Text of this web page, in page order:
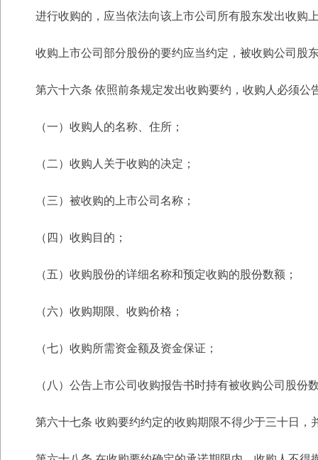
进行收购的，应当依法向该上市公司所有股东发出收购
收购上市公司部分股份的要约应当约定，被收购公司股
第六十六条 依照前条规定发出收购要约，收购人必须公
（一）收购人的名称、住所；
（二）收购人关于收购的决定；
（三）被收购的上市公司名称；
（四）收购目的；
（五）收购股份的详细名称和预定收购的股份数额；
（六）收购期限、收购价格；
（七）收购所需资金额及资金保证；
（八）公告上市公司收购报告书时持有被收购公司股份
第六十七条 收购要约约定的收购期限不得少于三十日，